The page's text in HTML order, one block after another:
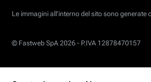
Le immagini all’interno del sito sono generate
© Fastweb SpA 2026 - P.IVA 12878470157